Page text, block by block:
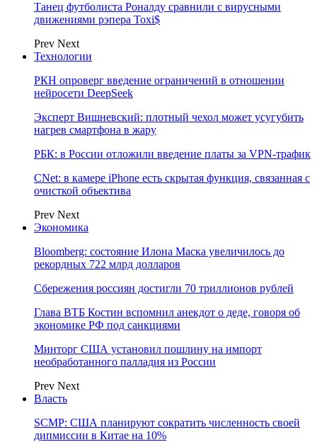
Танец футболиста Роналду сравнили с вирусными
движениями рэпера Toxi$
Prev Next
Технологии
РКН опроверг введение ограничений в отношении
нейросети DeepSeek
Эксперт Вишневский: плотный чехол может усугубить
нагрев смартфона в жару
РБК: в России отложили введение платы за VPN-трафик
CNet: в камере iPhone есть скрытая функция, связанная с
очисткой объектива
Prev Next
Экономика
Bloomberg: состояние Илона Маска увеличилось до
рекордных 722 млрд долларов
Сбережения россиян достигли 70 триллионов рублей
Глава ВТБ Костин вспомнил анекдот о деде, говоря об
экономике РФ под санкциями
Минторг США установил пошлину на импорт
необработанного палладия из России
Prev Next
Власть
SCMP: США планируют сократить численность своей
дипмиссии в Китае на 10%